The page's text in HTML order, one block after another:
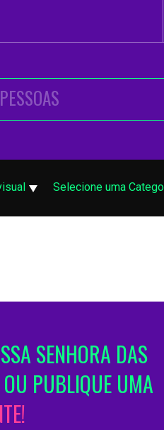
Selecione uma
SENHORA DAS
OU PUBLIQUE UMA